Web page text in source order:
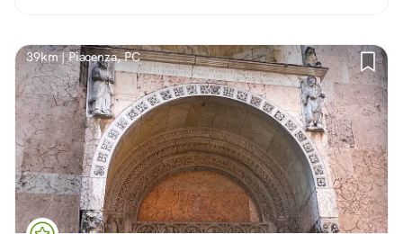
39km | Piacenza, PC